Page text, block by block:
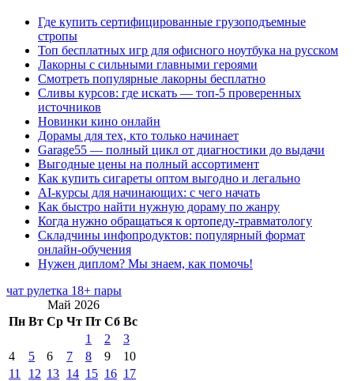
Где купить сертифицированные грузоподъемные
стропы
Топ бесплатных игр для офисного ноутбука на русском
Лакорны с сильными главными героями
Смотреть популярные лакорны бесплатно
Сливы курсов: где искать — топ-5 проверенных
источников
Новинки кино онлайн
Дорамы для тех, кто только начинает
Garage55 — полный цикл от диагностики до выдачи
Выгодные цены на полный ассортимент
Как купить сигареты оптом выгодно и легально
AI-курсы для начинающих: с чего начать
Как быстро найти нужную дораму по жанру
Когда нужно обращаться к ортопеду-травматологу
Складчины инфопродуктов: популярный формат
онлайн-обучения
Нужен диплом? Мы знаем, как помочь!
чат рулетка 18+ пары
Май 2026
Пн Вт Ср Чт Пт Сб Вс
1 2
3
4
5 6 7 8 9
10
11
12 13 14 15 16 17